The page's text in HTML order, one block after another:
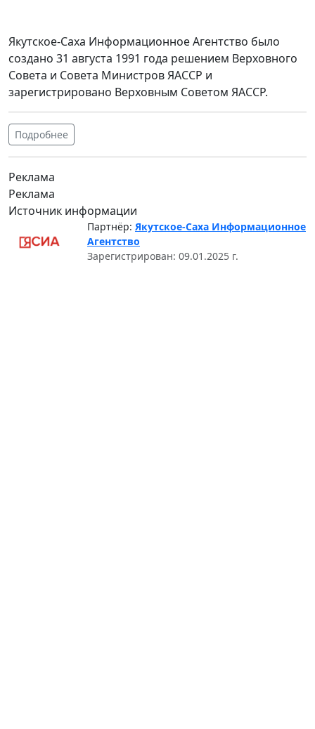
Якутское-Саха Информационное Агентство было
создано 31 августа 1991 года решением Верховного
Совета и Совета Министров ЯАССР и
зарегистрировано Верховным Советом ЯАССР.
Подробнее
Реклама
Реклама
Источник информации
Партнёр: Якутское-Саха Информационное
Агентство
Зарегистрирован: 09.01.2025 г.